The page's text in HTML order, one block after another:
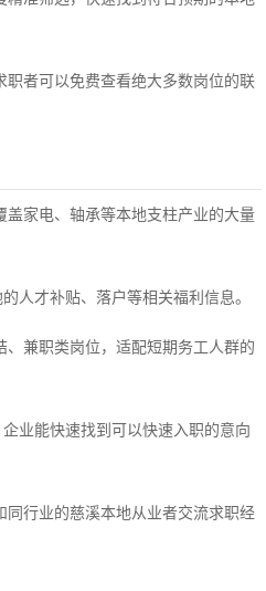
者可以免费查看绝大多数岗位的联
盖家电、轴承等本地支柱产业的大量
人才补贴、落户等相关福利信息。
兼职类岗位，适配短期务工人群的
业能快速找到可以快速入职的意向
行业的慈溪本地从业者交流求职经